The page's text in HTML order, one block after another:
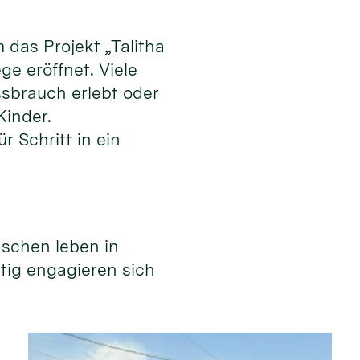
Projekt „Talitha
eröffnet. Viele
erlebt oder
Schritt in ein
leben in
engagieren sich